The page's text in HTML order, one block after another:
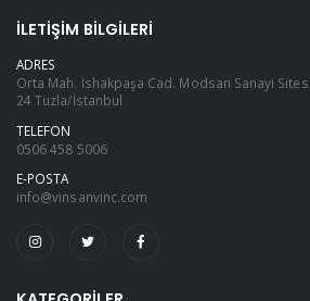
İLETIŞIM BILGILERI
ADRES
Orta Mah. İshakpaşa Cad. Modsan Sanayi
24 Tuzla/İstanbul
TELEFON
0506 458 5006
E-POSTA
info@vinsanvinc.com